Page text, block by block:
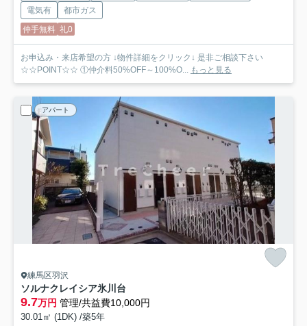
電気有
都市ガス
仲手無料 礼0
お申込み・来店希望の方 ↓物件詳細をクリック↓ 是非ご相談下さい
☆☆POINT☆☆ ①仲介料50%OFF～100%O... もっと見る
アパート
練馬区羽沢
ソルナクレイシア氷川台
9.7万円 管理/共益費10,000円
30.01㎡ (1DK) /築5年